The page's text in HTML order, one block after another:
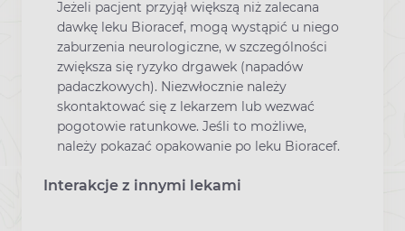
Jeżeli pacjent przyjął większą niż zalecana
dawkę leku Bioracef, mogą wystąpić u niego
zaburzenia neurologiczne, w szczególności
zwiększa się ryzyko drgawek (napadów
padaczkowych). Niezwłocznie należy
skontaktować się z lekarzem lub wezwać
pogotowie ratunkowe. Jeśli to możliwe,
należy pokazać opakowanie po leku Bioracef.
Interakcje z innymi lekami